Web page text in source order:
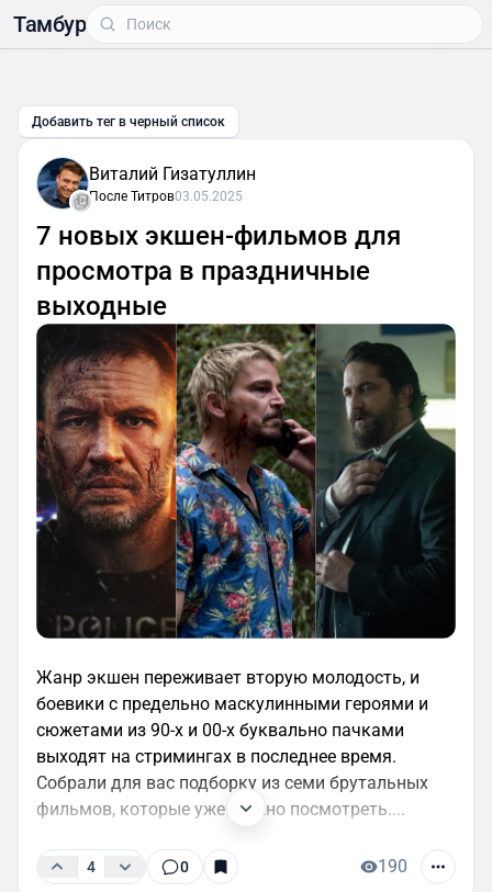
Тамбур
Добавить тег в черный список
Виталий Гизатуллин
После Титров03.05.2025
7 новых экшен-фильмов для
просмотра в праздничные
выходные
Жанр экшен переживает вторую молодость, и
боевики с предельно маскулинными героями и
сюжетами из 90-х и 00-х буквально пачками
выходят на стримингах в последнее время.
Собрали для вас подборку из семи брутальных
фильмов, которые уже можно посмотреть....
4 0 190